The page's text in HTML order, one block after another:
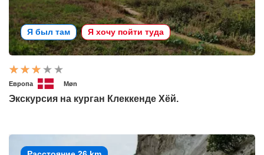
Я был там Я хочу пойти туда
Европа Møn
Экскурсия на курган Клеккенде Хёй.